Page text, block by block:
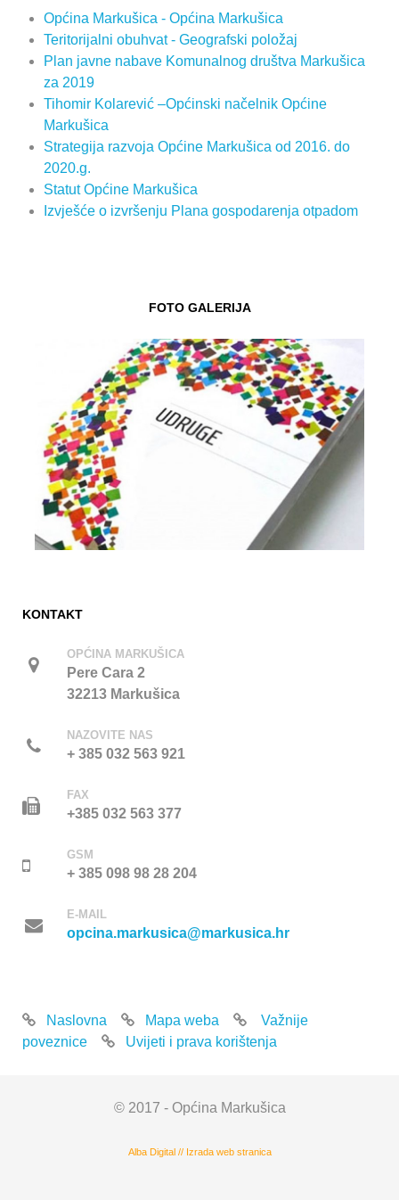
Općina Markušica - Općina Markušica
Teritorijalni obuhvat - Geografski položaj
Plan javne nabave Komunalnog društva Markušica
za 2019
Tihomir Kolarević –Općinski načelnik Općine
Markušica
Strategija razvoja Općine Markušica od 2016. do
2020.g.
Statut Općine Markušica
Izvješće o izvršenju Plana gospodarenja otpadom
FOTO GALERIJA
KONTAKT
OPĆINA MARKUŠICA
Pere Cara 2
32213 Markušica
NAZOVITE NAS
+ 385 032 563 921
FAX
+385 032 563 377
GSM
+ 385 098 98 28 204
E-MAIL
opcina.markusica@markusica.hr
Naslovna Mapa weba
Važnije
poveznice
Uvijeti i prava korištenja
© 2017 - Općina Markušica
Alba Digital // Izrada web stranica